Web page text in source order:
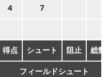
4 7
得点 シュート 阻止 総数
フィールドシュート